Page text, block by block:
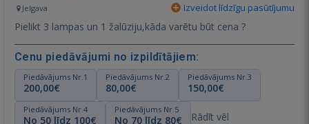
Jelgava Izveidot līdzīgu pasūtījumu
Pielikt 3 lampas un 1 žalūziju,kāda varētu būt cena ?
Cenu piedāvājumi no izpildītājiem:
Piedāvājums Nr.1
200,00€
Piedāvājums Nr.2
80,00€
Piedāvājums Nr.3
150,00€
Piedāvājums Nr.4
No 50 līdz 100€
Piedāvājums Nr.5
No 70 līdz 80€ Rādīt vēl